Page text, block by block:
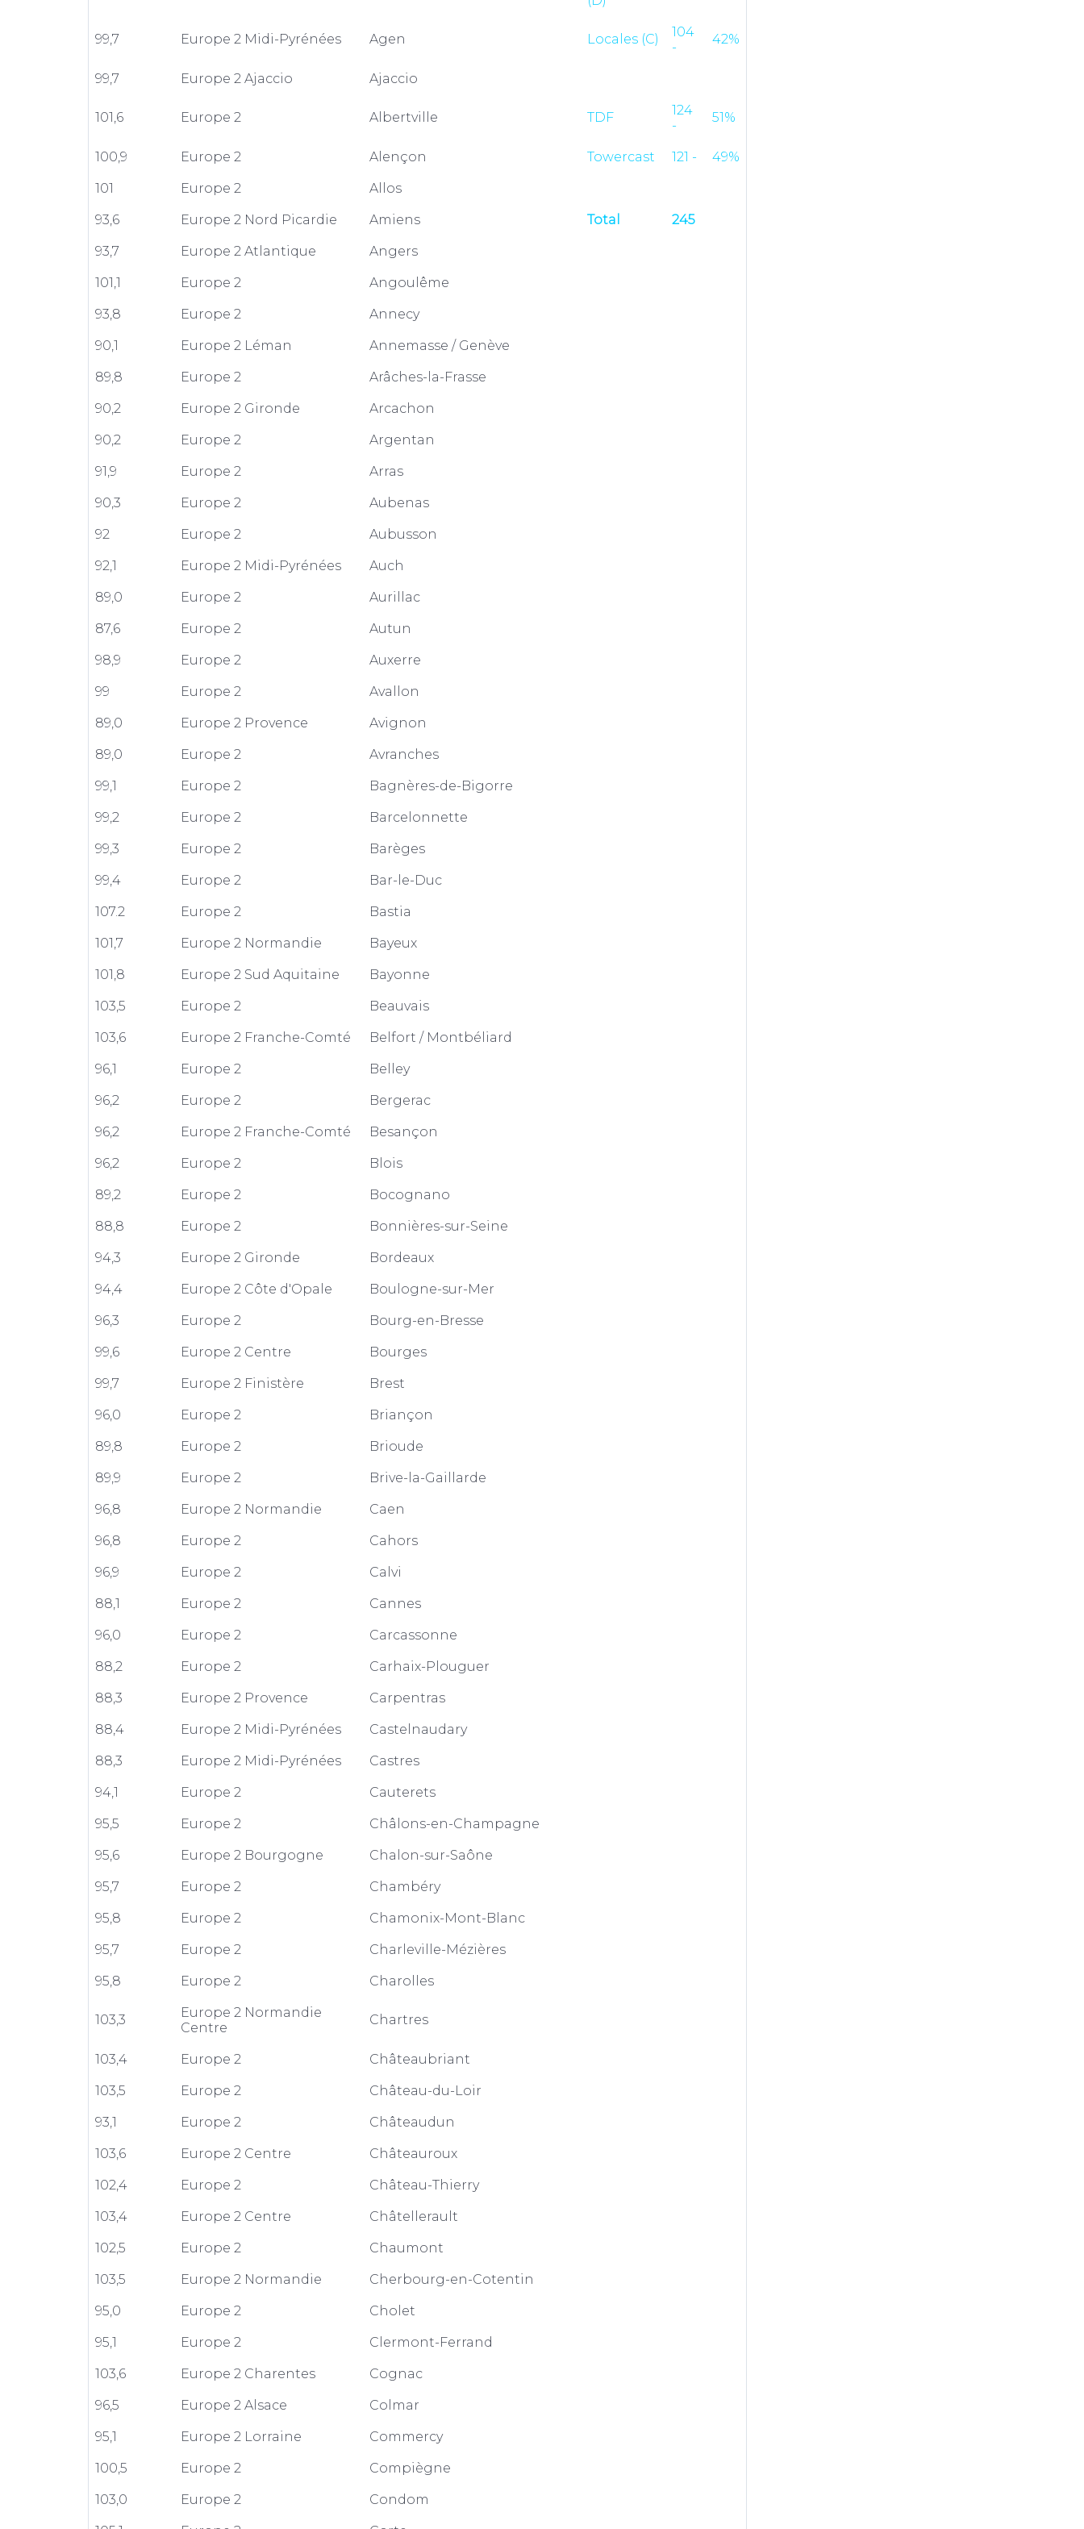
99,7 Europe 2 Midi-Pyrénées Agen Locales (C)
104
-
42%
99,7 Europe 2 Ajaccio Ajaccio
101,6 Europe 2 Albertville TDF
124
-
51%
100,9 Europe 2 Alençon Towercast 121 - 49%
101 Europe 2 Allos
93,6 Europe 2 Nord Picardie Amiens Total 245
93,7 Europe 2 Atlantique Angers
101,1 Europe 2 Angoulême
93,8 Europe 2 Annecy
90,1 Europe 2 Léman Annemasse / Genève
89,8 Europe 2 Arâches-la-Frasse
90,2 Europe 2 Gironde Arcachon
90,2 Europe 2 Argentan
91,9 Europe 2 Arras
90,3 Europe 2 Aubenas
92 Europe 2 Aubusson
92,1 Europe 2 Midi-Pyrénées Auch
89,0 Europe 2 Aurillac
87,6 Europe 2 Autun
98,9 Europe 2 Auxerre
99 Europe 2 Avallon
89,0 Europe 2 Provence Avignon
89,0 Europe 2 Avranches
99,1 Europe 2 Bagnères-de-Bigorre
99,2 Europe 2 Barcelonnette
99,3 Europe 2 Barèges
99,4 Europe 2 Bar-le-Duc
107.2 Europe 2 Bastia
101,7 Europe 2 Normandie Bayeux
101,8 Europe 2 Sud Aquitaine Bayonne
103,5 Europe 2 Beauvais
103,6 Europe 2 Franche-Comté Belfort / Montbéliard
96,1 Europe 2 Belley
96,2 Europe 2 Bergerac
96,2 Europe 2 Franche-Comté Besançon
96,2 Europe 2 Blois
89,2 Europe 2 Bocognano
88,8 Europe 2 Bonnières-sur-Seine
94,3 Europe 2 Gironde Bordeaux
94,4 Europe 2 Côte d'Opale Boulogne-sur-Mer
96,3 Europe 2 Bourg-en-Bresse
99,6 Europe 2 Centre Bourges
99,7 Europe 2 Finistère Brest
96,0 Europe 2 Briançon
89,8 Europe 2 Brioude
89,9 Europe 2 Brive-la-Gaillarde
96,8 Europe 2 Normandie Caen
96,8 Europe 2 Cahors
96,9 Europe 2 Calvi
88,1 Europe 2 Cannes
96,0 Europe 2 Carcassonne
88,2 Europe 2 Carhaix-Plouguer
88,3 Europe 2 Provence Carpentras
88,4 Europe 2 Midi-Pyrénées Castelnaudary
88,3 Europe 2 Midi-Pyrénées Castres
94,1 Europe 2 Cauterets
95,5 Europe 2 Châlons-en-Champagne
95,6 Europe 2 Bourgogne Chalon-sur-Saône
95,7 Europe 2 Chambéry
95,8 Europe 2 Chamonix-Mont-Blanc
95,7 Europe 2 Charleville-Mézières
95,8 Europe 2 Charolles
103,3
Europe 2 Normandie
Centre
Chartres
103,4 Europe 2 Châteaubriant
103,5 Europe 2 Château-du-Loir
93,1 Europe 2 Châteaudun
103,6 Europe 2 Centre Châteauroux
102,4 Europe 2 Château-Thierry
103,4 Europe 2 Centre Châtellerault
102,5 Europe 2 Chaumont
103,5 Europe 2 Normandie Cherbourg-en-Cotentin
95,0 Europe 2 Cholet
95,1 Europe 2 Clermont-Ferrand
103,6 Europe 2 Charentes Cognac
96,5 Europe 2 Alsace Colmar
95,1 Europe 2 Lorraine Commercy
100,5 Europe 2 Compiègne
103,0 Europe 2 Condom